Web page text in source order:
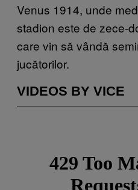
Venus 1914, unde
stadion este de zece-
care vin să vândă
jucătorilor.
VIDEOS BY VICE